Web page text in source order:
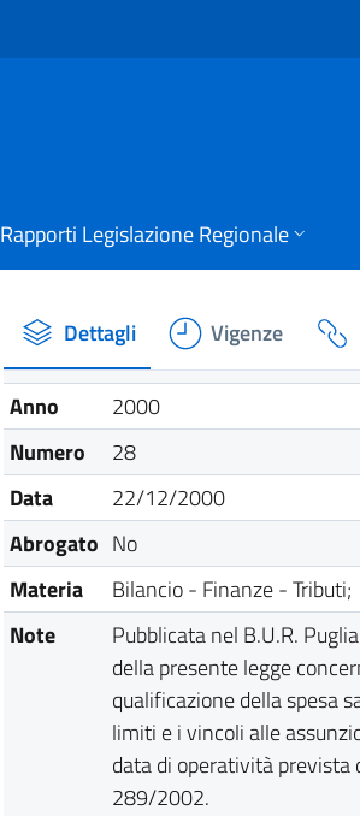
Rapporti Legislazione Regionale
Dettagli Vigenze
Anno
2000
Numero
28
Data
22/12/2000
Abrogato No
Materia
Bilancio - Finanze - Tributi;
Note
Pubblicata nel B.U.R.
della presente legge
qualificazione della spesa
limiti e i vincoli alle
data di operatività prevista
289/2002.